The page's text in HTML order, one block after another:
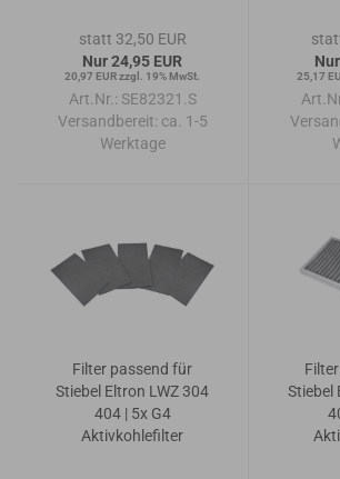
statt 32,50 EUR
Nur 24,95 EUR
20,97 EUR zzgl. 19% MwSt.
Art.Nr.: SE82321.S
Versandbereit: ca. 1-5
Werktage
25,17
Filter passend für
Stiebel Eltron LWZ 304
404 | 5x G4
Aktivkohlefilter
Stiebel